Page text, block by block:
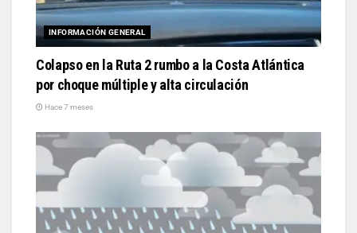
INFORMACIÓN GENERAL
Colapso en la Ruta 2 rumbo a la Costa Atlántica
por choque múltiple y alta circulación
Hace 7 meses